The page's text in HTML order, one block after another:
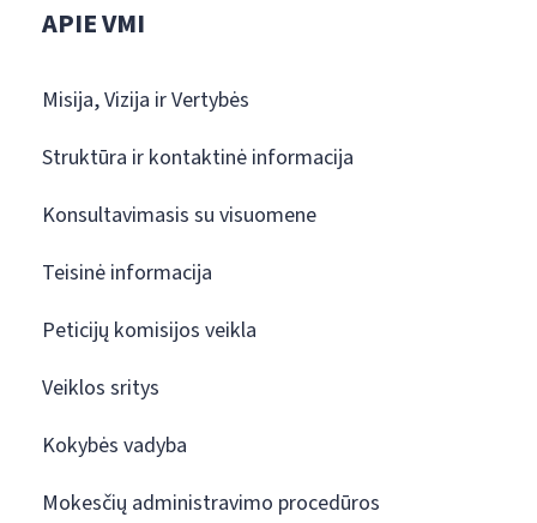
APIE VMI
Misija, Vizija ir Vertybės
Struktūra ir kontaktinė informacija
Konsultavimasis su visuomene
Teisinė informacija
Peticijų komisijos veikla
Veiklos sritys
Kokybės vadyba
Mokesčių administravimo procedūros